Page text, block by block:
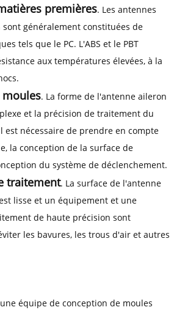
premières. Les antennes
généralement constituées de
tels que le PC. L'ABS et le PBT
aux températures élevées, à la
moules. La forme de l'antenne aileron
et la précision de traitement du
est nécessaire de prendre en compte
la conception de la surface de
du système de déclenchement.
traitement. La surface de l'antenne
lisse et un équipement et une
de haute précision sont
les bavures, les trous d'air et autres
équipe de conception de moules